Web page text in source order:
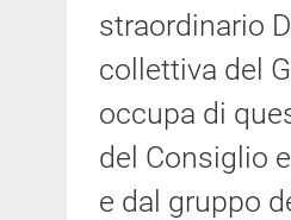
straordinario
collettiva del
occupa di
del Consiglio
e dal gruppo